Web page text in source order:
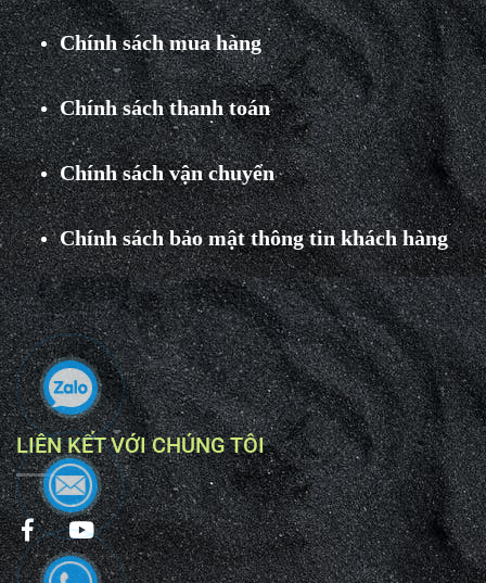
Chính sách mua hàng
Chính sách thanh toán
Chính sách vận chuyển
Chính sách bảo mật thông tin khách hàng
LIÊN KẾT VỚI CHÚNG TÔI